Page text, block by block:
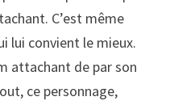
C’est même
lui convient le mieux.
attachant de par son
ce personnage,